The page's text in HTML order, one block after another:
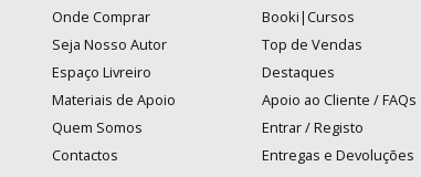
Onde Comprar
Seja Nosso Autor
Espaço Livreiro
Materiais de Apoio
Quem Somos
Contactos
Booki|Cursos
Top de Vendas
Destaques
Apoio ao Cliente / FAQs
Entrar / Registo
Entregas e Devoluções